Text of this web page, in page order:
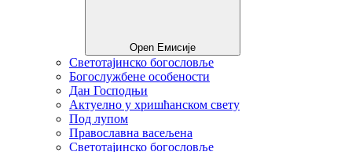
Open Емисије
Светотајинско богословље
Богослужбене особености
Дан Господњи
Актуелно у хришћанском свету
Под лупом
Православна васељена
Светотајинско богословље